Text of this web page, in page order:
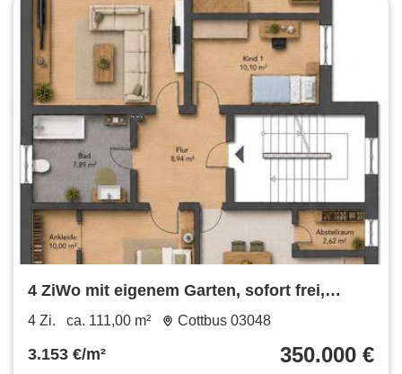
4 ZiWo mit eigenem Garten, sofort frei,
Provisionsfrei
4 Zi. ca. 111,00 m² Cottbus 03048
3.153 €/m² 350.000 €